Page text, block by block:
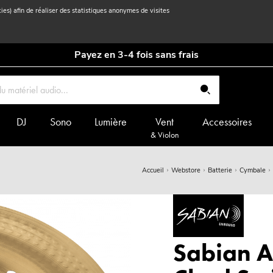
afin de réaliser des statistiques anonymes de visites
Payez en 3-4 fois sans frais
DJ Sono Lumière Vent
& Violon
Accessoires
Accueil Webstore Batterie Cymbale
Sabian